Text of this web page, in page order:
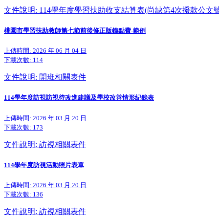
文件說明: 114學年度學習扶助收支結算表(尚缺第4次撥款公文
桃園市學習扶助教師第七節前後修正版鐘點費-範例
上傳時間: 2026 年 06 月 04 日
下載次數: 114
文件說明: 開班相關表件
114學年度訪視訪視待改進建議及學校改善情形紀錄表
上傳時間: 2026 年 03 月 20 日
下載次數: 173
文件說明: 訪視相關表件
114學年度訪視活動照片表單
上傳時間: 2026 年 03 月 20 日
下載次數: 136
文件說明: 訪視相關表件